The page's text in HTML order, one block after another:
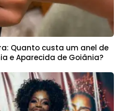
Quanto custa um anel de
e Aparecida de Goiânia?